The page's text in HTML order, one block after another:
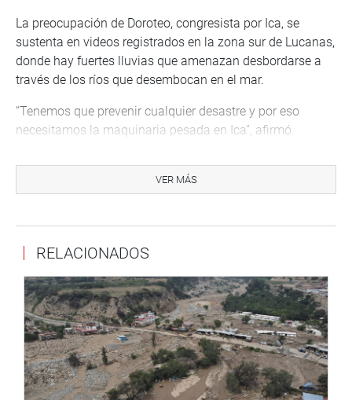
La preocupación de Doroteo, congresista por Ica, se
sustenta en videos registrados en la zona sur de Lucanas,
donde hay fuertes lluvias que amenazan desbordarse a
través de los ríos que desembocan en el mar.
“Tenemos que prevenir cualquier desastre y por eso
necesitamos la maquinaria pesada en Ica”, afirmó.
El parlamentario pisqueño, que ejerce la presidencia de la
Comisión Especial de Seguimiento a Emergencias y
Gestión de Riesgos COVID-19, remarcó que “las
desastres”.
Por el momento, la provincia de Nasca es la zona más
expuesta de Ica a las inundaciones desde Ayacucho. Con
más de 30 mil visitantes nacionales y extranjeros por año,
Nasca y sus famosas líneas pre-incaicas son una
importante fuente de trabajo y de ingresos para la región.
Despacho del congresista Raúl Doroteo
VER MÁS
RELACIONADOS